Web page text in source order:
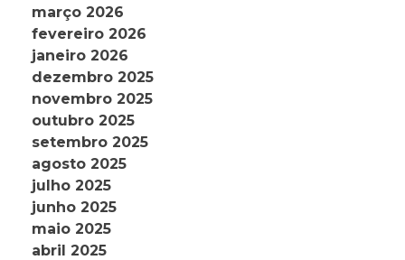
março 2026
fevereiro 2026
janeiro 2026
dezembro 2025
novembro 2025
outubro 2025
setembro 2025
agosto 2025
julho 2025
junho 2025
maio 2025
abril 2025